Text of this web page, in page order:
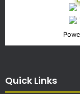
Quick Links